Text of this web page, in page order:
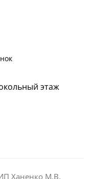
этаж
Ханенко М.В.